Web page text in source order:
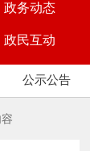
政务动态
政民互动
公示公告